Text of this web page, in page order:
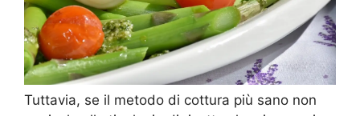
Tuttavia, se il metodo di cottura più sano non